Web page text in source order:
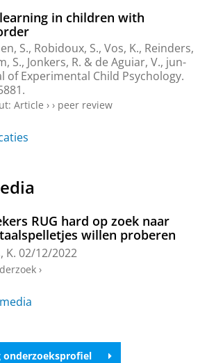
in children with
S., Robidoux, S., Vos, K., Reinders,
S., Jonkers, R. & de Aguiar, V., jun-
of Experimental Child Psychology.
: Article › › peer review
RUG hard op zoek naar
willen proberen
K. 02/12/2022
›
onderzoeksprofiel